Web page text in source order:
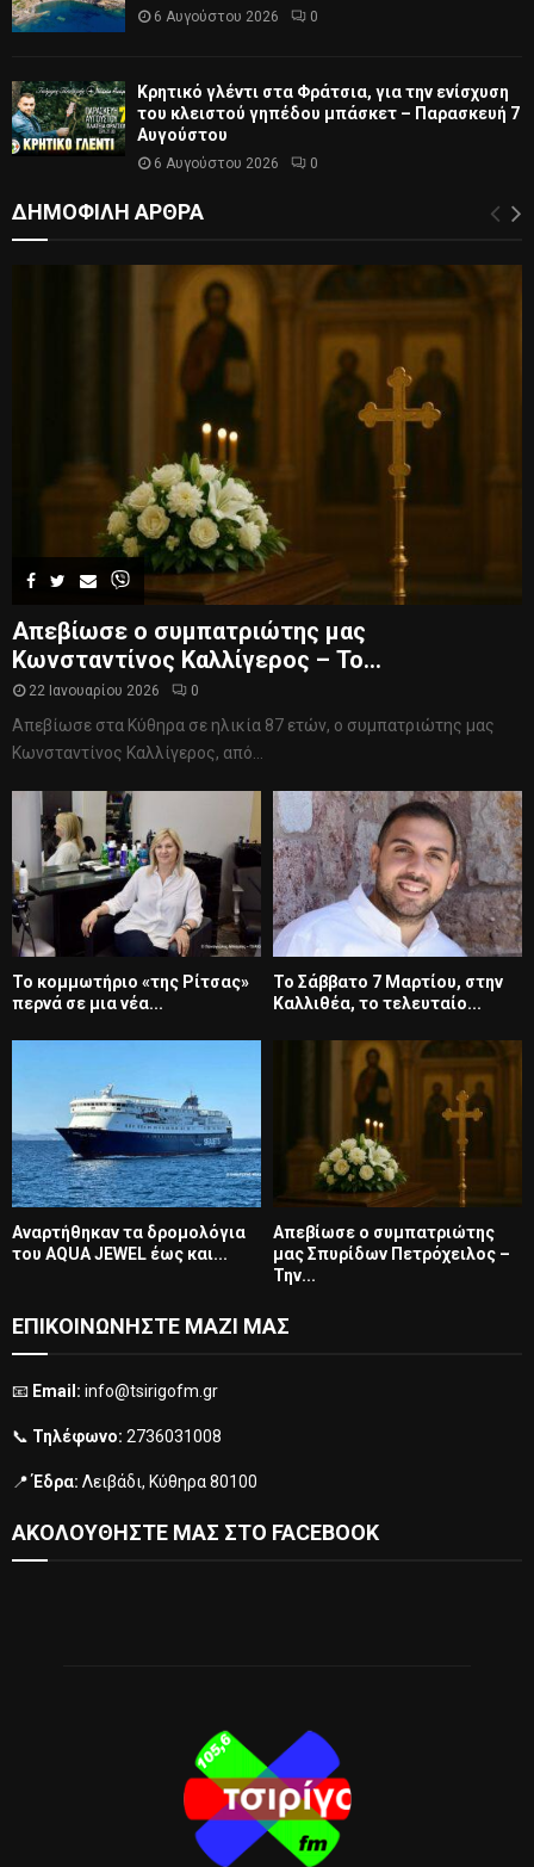
6 Αυγούστου 2026 0
Κρητικό γλέντι στα Φράτσια, για την ενίσχυση
του κλειστού γηπέδου μπάσκετ – Παρασκευή 7
Αυγούστου
6 Αυγούστου 2026 0
ΔΗΜΟΦΙΛΗ ΑΡΘΡΑ
Απεβίωσε ο συμπατριώτης μας
Κωνσταντίνος Καλλίγερος – Το...
22 Ιανουαρίου 2026 0
Απεβίωσε στα Κύθηρα σε ηλικία 87 ετών, ο συμπατριώτης μας
Κωνσταντίνος Καλλίγερος, από...
Το κομμωτήριο «της Ρίτσας»
περνά σε μια νέα...
Το Σάββατο 7 Μαρτίου, στην
Καλλιθέα, το τελευταίο...
Αναρτήθηκαν τα δρομολόγια
του AQUA JEWEL έως και...
Απεβίωσε ο συμπατριώτης
μας Σπυρίδων Πετρόχειλος –
Την...
ΕΠΙΚΟΙΝΩΝΗΣΤΕ ΜΑΖΙ ΜΑΣ
📧 Email: info@tsirigofm.gr
📞 Τηλέφωνο: 2736031008
📍Έδρα: Λειβάδι, Κύθηρα 80100
ΑΚΟΛΟΥΘΗΣΤΕ ΜΑΣ ΣΤΟ FACEBOOK